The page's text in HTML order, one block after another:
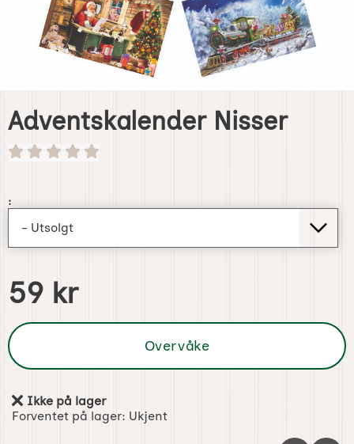
Adventskalender Nisser
:
pris
59 kr
Overvåke
Produkttilgjengelighet:
Ikke på lager
Forventet på lager: Ukjent